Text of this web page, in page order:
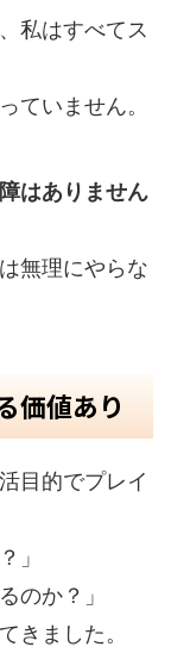
私はすべてス
ていません。
はありません
無理にやらな
価値あり
目的でプレイ
」
のか？」
きました。